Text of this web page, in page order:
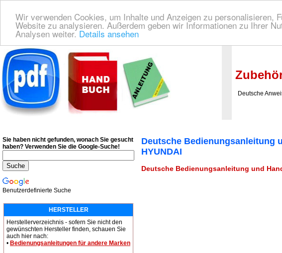
Wir verwenden Cookies, um Inhalte und Anzeigen zu personalisieren,
Website zu analysieren. Außerdem geben wir Informationen zu Ihrer
Analysen weiter. Details ansehen
Deutsche Bedienungsanleitung Downloaden | Wir finden für Sie das deutsches Bedienungsanleitung!
Deutsche
Deutsche Bedienungsanleitung
HYUNDAI
Deutsche Bedienungsanleitung und
Sie haben nicht gefunden, wonach Sie gesucht
haben? Verwenden Sie die Google-Suche!
Benutzerdefinierte Suche
HERSTELLER
Herstellerverzeichnis - sofern Sie nicht den
gewünschten Hersteller finden, schauen Sie
auch hier nach:
• Bedienungsanleitungen für andere Marken